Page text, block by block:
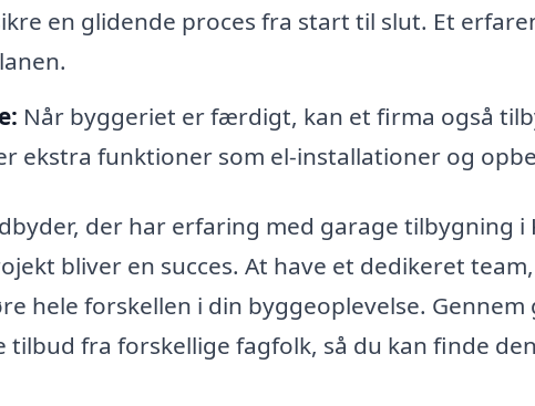
en glidende proces fra start til slut. Et
Når byggeriet er færdigt, kan et firma også
ekstra funktioner som el-installationer og
der har erfaring med garage tilbygning i
bliver en succes. At have et dedikeret
hele forskellen i din byggeoplevelse.
tilbud fra forskellige fagfolk, så du kan finde